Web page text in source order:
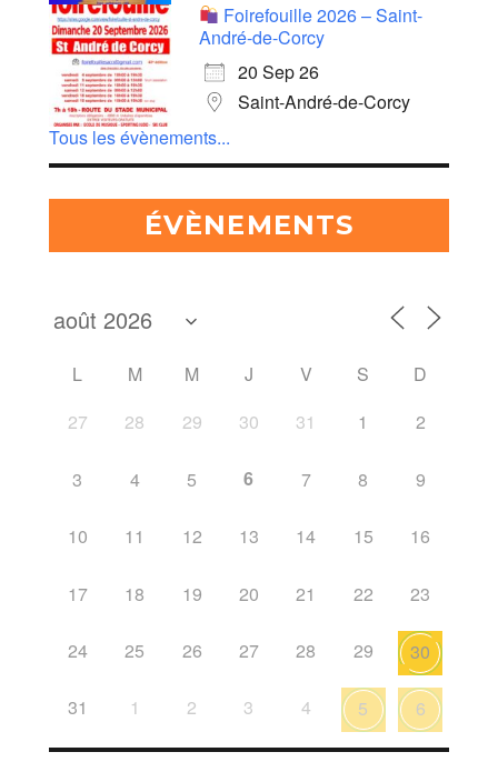
Foirefouille 2026 – Saint-
André-de-Corcy
20 Sep 26
Saint-André-de-Corcy
Tous les évènements...
ÉVÈNEMENTS
L M M J V S
D
27
28 29 30 31 1 2
3 4 5 6 7 8 9
10 11 12 13 14 15 16
17 18 19 20 21 22 23
24 25 26 27 28 29 30
31 1 2 3 4 5 6